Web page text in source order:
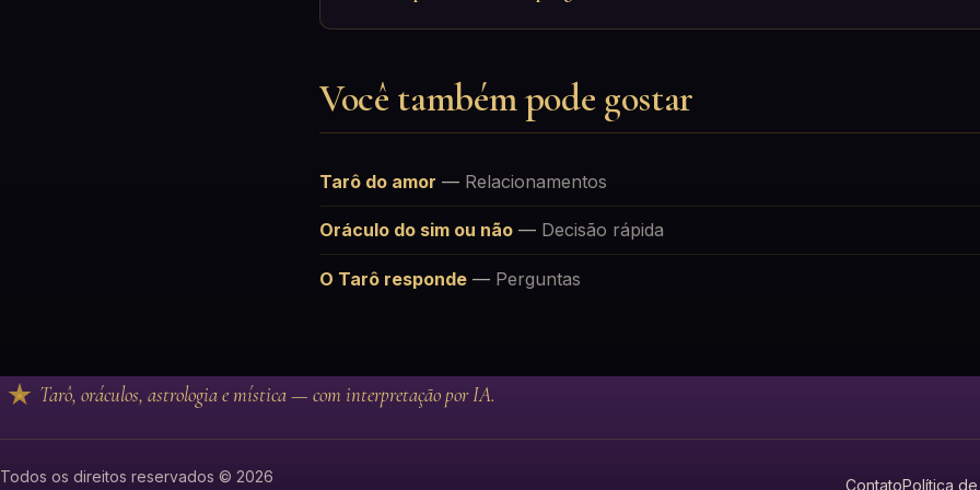
Você também pode gostar
Tarô do amor — Relacionamentos
Oráculo do sim ou não — Decisão rápida
O Tarô responde — Perguntas
Tarô, oráculos, astrologia e mística — com interpretação por IA.
Todos os direitos reservados © 2026 ContatoPolítica